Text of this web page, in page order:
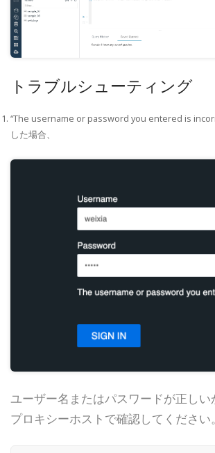
トラブルシューティング
“The username or password you entered is
した場合、
ユーザー名またはパスワードが正し
プロキシーホストで確認してください。